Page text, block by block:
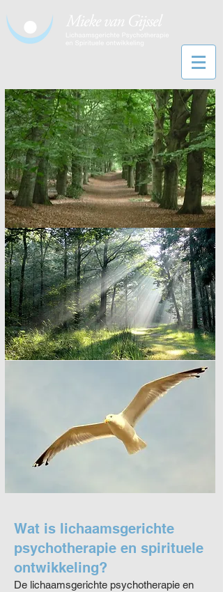
Wat is lichaamsgerichte
psychotherapie en spirituele
ontwikkeling?
De lichaamsgerichte psychotherapie en